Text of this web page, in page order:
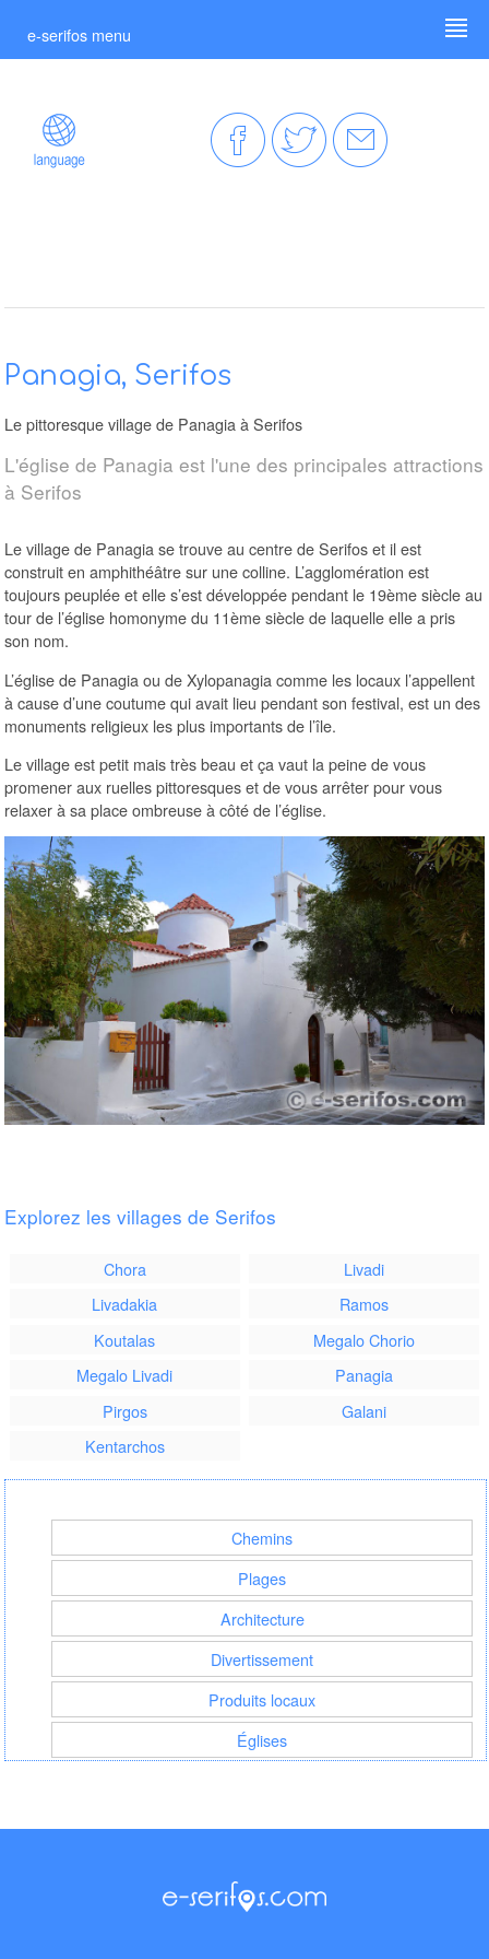
e-serifos menu
Panagia, Serifos
Le pittoresque village de Panagia à Serifos
L'église de Panagia est l'une des principales attractions
à Serifos
Le village de Panagia se trouve au centre de Serifos et il est
construit en amphithéâtre sur une colline. L’agglomération est
toujours peuplée et elle s’est développée pendant le 19ème siècle au
tour de l’église homonyme du 11ème siècle de laquelle elle a pris
son nom.
L’église de Panagia ou de Xylopanagia comme les locaux l’appellent
à cause d’une coutume qui avait lieu pendant son festival, est un des
monuments religieux les plus importants de l’île.
Le village est petit mais très beau et ça vaut la peine de vous
promener aux ruelles pittoresques et de vous arrêter pour vous
relaxer à sa place ombreuse à côté de l’église.
Explorez les villages de Serifos
Chora
Livadi
Livadakia
Ramos
Koutalas
Megalo Chorio
Megalo Livadi
Panagia
Pirgos
Galani
Kentarchos
Chemins
Plages
Architecture
Divertissement
Produits locaux
Églises